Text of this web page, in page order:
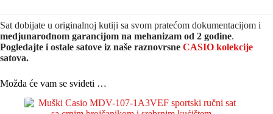
Sat dobijate u originalnoj kutiji sa svom pratećom dokumentacijom i
medjunarodnom garancijom na mehanizam od 2 godine.
Pogledajte i ostale satove iz naše raznovrsne CASIO kolekcije
satova.
Možda će vam se svideti …